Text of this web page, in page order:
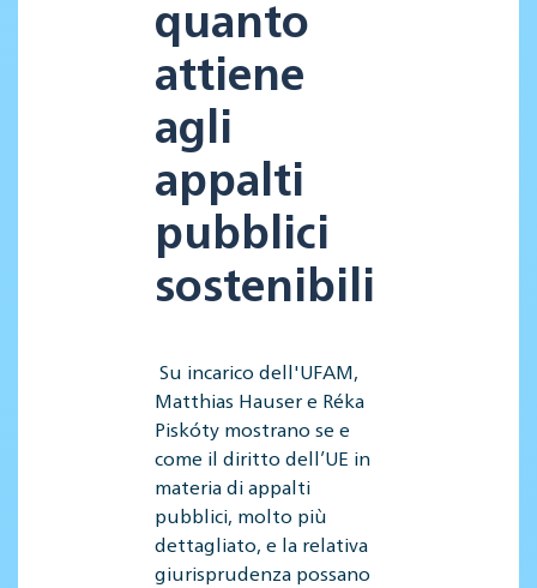
quanto
attiene
agli
appalti
pubblici
sostenibili
Su incarico dell'UFAM,
Matthias Hauser e Réka
Piskóty mostrano se e
come il diritto dell’UE in
materia di appalti
pubblici, molto più
dettagliato, e la relativa
giurisprudenza possano